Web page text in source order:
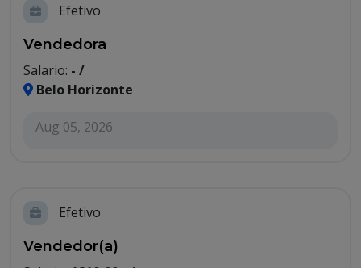
Efetivo
Vendedora
Salario: - /
Belo Horizonte
Aug 05, 2026
Efetivo
Vendedor(a)